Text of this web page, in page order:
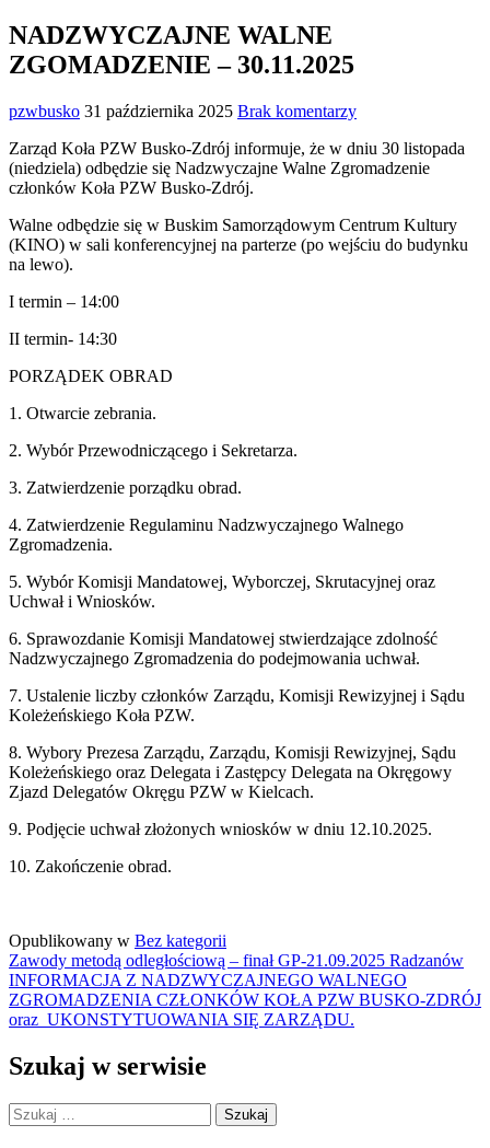
NADZWYCZAJNE WALNE
ZGOMADZENIE – 30.11.2025
pzwbusko 31 października 2025 Brak komentarzy
Zarząd Koła PZW Busko-Zdrój informuje, że w dniu 30 listopada
(niedziela) odbędzie się Nadzwyczajne Walne Zgromadzenie
członków Koła PZW Busko-Zdrój.
Walne odbędzie się w Buskim Samorządowym Centrum Kultury
(KINO) w sali konferencyjnej na parterze (po wejściu do budynku
na lewo).
I termin – 14:00
II termin- 14:30
PORZĄDEK OBRAD
1. Otwarcie zebrania.
2. Wybór Przewodniczącego i Sekretarza.
3. Zatwierdzenie porządku obrad.
4. Zatwierdzenie Regulaminu Nadzwyczajnego Walnego
Zgromadzenia.
5. Wybór Komisji Mandatowej, Wyborczej, Skrutacyjnej oraz
Uchwał i Wniosków.
6. Sprawozdanie Komisji Mandatowej stwierdzające zdolność
Nadzwyczajnego Zgromadzenia do podejmowania uchwał.
7. Ustalenie liczby członków Zarządu, Komisji Rewizyjnej i Sądu
Koleżeńskiego Koła PZW.
8. Wybory Prezesa Zarządu, Zarządu, Komisji Rewizyjnej, Sądu
Koleżeńskiego oraz Delegata i Zastępcy Delegata na Okręgowy
Zjazd Delegatów Okręgu PZW w Kielcach.
9. Podjęcie uchwał złożonych wniosków w dniu 12.10.2025.
10. Zakończenie obrad.
Opublikowany w Bez kategorii
Nawigacja
wpisu
Zawody metodą odległościową – finał GP-21.09.2025 Radzanów
INFORMACJA Z NADZWYCZAJNEGO WALNEGO
ZGROMADZENIA CZŁONKÓW KOŁA PZW BUSKO-ZDRÓJ
oraz UKONSTYTUOWANIA SIĘ ZARZĄDU.
Szukaj w serwisie
Szukaj: